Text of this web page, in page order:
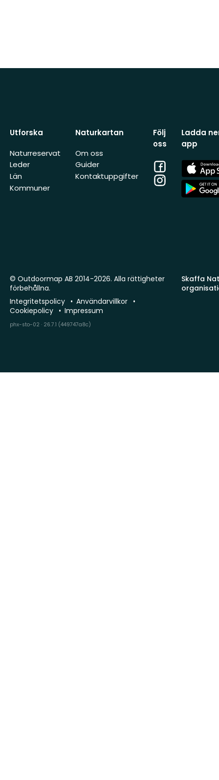
Utforska
Naturreservat
Leder
Län
Kommuner
Naturkartan
Om oss
Guider
Kontaktuppgifter
Följ
oss
Facebook
Instagram
Ladda
app
App
Store
App
Store
Skaffa
© Outdoormap AB 2014-2026. Alla rättigheter
förbehållna.
Integritetspolicy
Användarvillkor
Cookiepolicy
Impressum
phx-sto-02 · 26.7.1 (449747a8c)